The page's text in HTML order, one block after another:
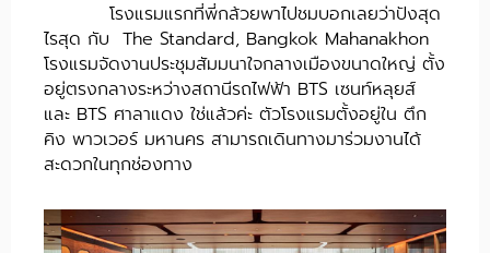
โรงแรมแรกที่พี่กล้วยพาไปชมบอกเลยว่าปังสุด
ไรสุด กับ The Standard, Bangkok Mahanakhon
โรงแรมจัดงานประชุมสัมมนาใจกลางเมืองขนาดใหญ่ ตั้ง
อยู่ตรงกลางระหว่างสถานีรถไฟฟ้า BTS เซนท์หลุยส์
และ BTS ศาลาแดง ใช่แล้วค่ะ ตัวโรงแรมตั้งอยู่ใน ตึก
คิง พาวเวอร์ มหานคร สามารถเดินทางมาร่วมงานได้
สะดวกในทุกช่องทาง